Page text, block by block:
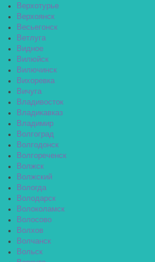
Верхотурье
Верхоянск
Весьегонск
Ветлуга
Видное
Вилюйск
Вилючинск
Вихоревка
Вичуга
Владивосток
Владикавказ
Владимир
Волгоград
Волгодонск
Волгореченск
Волжск
Волжский
Вологда
Володарск
Волоколамск
Волосово
Волхов
Волчанск
Вольск